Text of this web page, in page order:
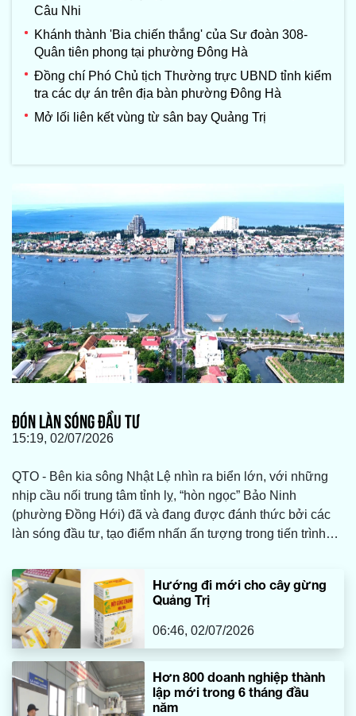
Câu Nhi
Khánh thành 'Bia chiến thắng' của Sư đoàn 308-
Quân tiên phong tại phường Đông Hà
Đồng chí Phó Chủ tịch Thường trực UBND tỉnh kiểm
tra các dự án trên địa bàn phường Đông Hà
Mở lối liên kết vùng từ sân bay Quảng Trị
ĐÓN LÀN SÓNG ĐẦU TƯ
15:19, 02/07/2026
QTO - Bên kia sông Nhật Lệ nhìn ra biển lớn, với những
nhịp cầu nối trung tâm tỉnh lỵ, “hòn ngọc” Bảo Ninh
(phường Đồng Hới) đã và đang được đánh thức bởi các
làn sóng đầu tư, tạo điểm nhấn ấn tượng trong tiến trình
Hướng đi mới cho cây gừng
Quảng Trị
06:46, 02/07/2026
Hơn 800 doanh nghiệp thành
lập mới trong 6 tháng đầu
năm